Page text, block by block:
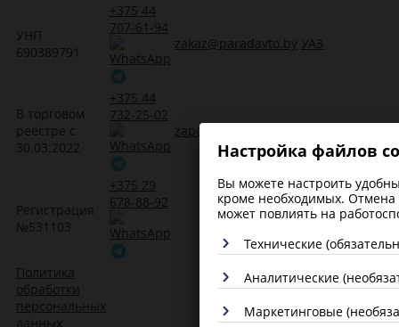
Настройка файлов
Вы можете настроить
кроме необходимых. Отмена
может повлиять на
Технические
Аналитические
Маркетинговые
УНП
690389791
+375 44
707-61-94
zakaz@paradavto.by УАЗ
В торговом
реестре с
30.03.2022
+375 44
732-25-02
zap@paradavto.by
Регистрация
№531103
+375 29
678-88-92
Политика
обработки
персональных
данных